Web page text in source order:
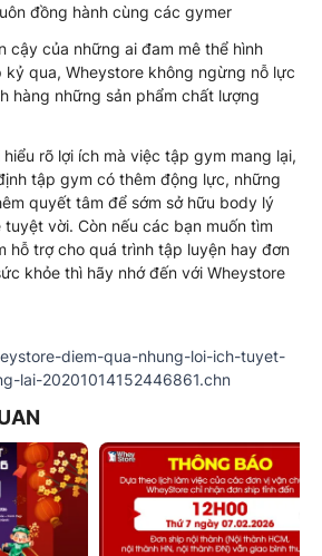
đồng hành cùng các gymer
cậy của những ai đam mê thể hình
kỷ qua, Wheystore không ngừng nỗ lực
hàng những sản phẩm chất lượng
rõ lợi ích mà việc tập gym mang lại,
tập gym có thêm động lực, những
quyết tâm để sớm sở hữu body lý
vời. Còn nếu các bạn muốn tìm
hỗ trợ cho quá trình tập luyện hay đơn
khỏe thì hãy nhớ đến với Wheystore
diem-qua-nhung-loi-ich-tuyet-
lai-20201014152446861.chn